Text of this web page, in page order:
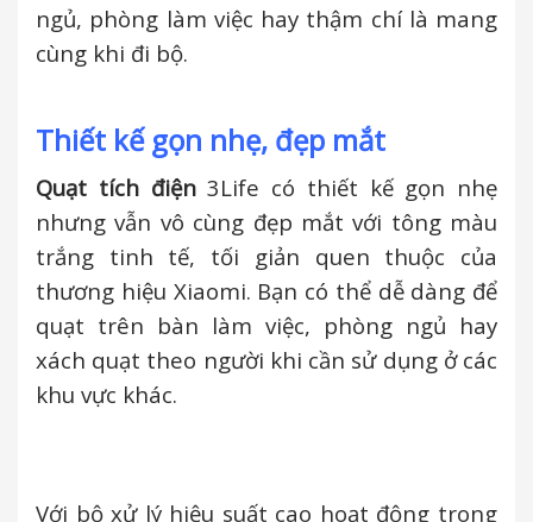
ngủ, phòng làm việc hay thậm chí là mang
cùng khi đi bộ.
Thiết kế gọn nhẹ, đẹp mắt
Quạt tích điện3Life có thiết kế gọn nhẹ
nhưng vẫn vô cùng đẹp mắt với tông màu
trắng tinh tế, tối giản quen thuộc của
thương hiệu Xiaomi. Bạn có thể dễ dàng để
quạt trên bàn làm việc, phòng ngủ hay
xách quạt theo người khi cần sử dụng ở các
khu vực khác.
Với bộ xử lý hiệu suất cao hoạt động trong